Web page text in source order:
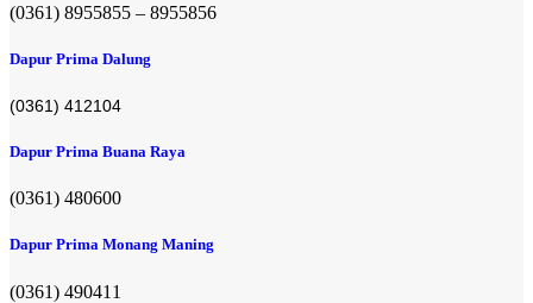
(0361) 8955855 – 8955856​
Dapur Prima Dalung
(0361) 412104
Dapur Prima Buana Raya
(0361) 480600
Dapur Prima Monang Maning
(0361) 490411​